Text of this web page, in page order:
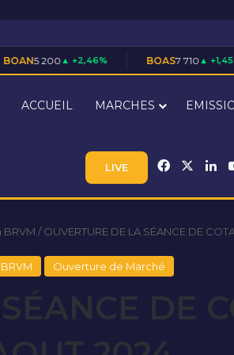
BOAS7 710 ▲ +1,45% CABC
ACCUEIL MARCHES
LIVE Facebook
/ OUVERTURE DE LA SÉANCE DE
Ouverture de Marché